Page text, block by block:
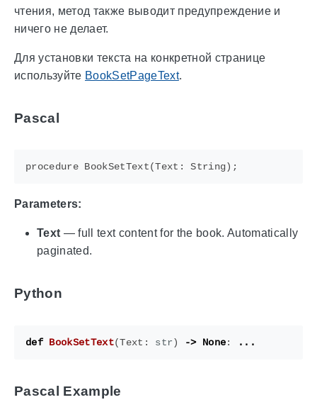
чтения, метод также выводит предупреждение и
ничего не делает.
Для установки текста на конкретной странице
используйте BookSetPageText.
Pascal
Parameters:
Text — full text content for the book. Automatically
paginated.
Python
def BookSetText(Text : str) -> None: ...
Pascal Example